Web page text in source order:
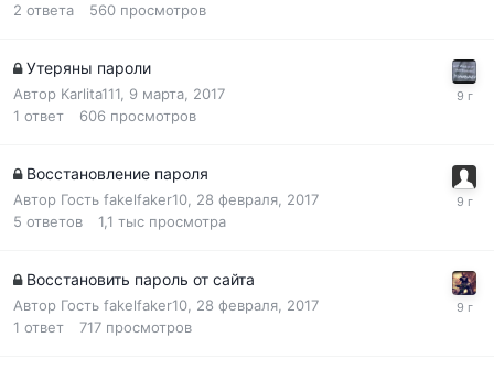
2 ответа 560 просмотров
Утеряны пароли
Автор Karlita111, 9 марта, 2017
1 ответ 606 просмотров
Восстановление пароля
Автор Гость fakelfaker10, 28 февраля, 2017
5 ответов 1,1 тыс просмотра
Восстановить пароль от сайта
Автор Гость fakelfaker10, 28 февраля, 2017
1 ответ 717 просмотров